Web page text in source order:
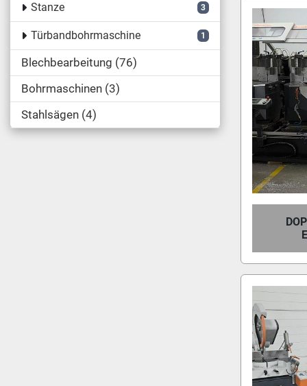
Stanze 3
Türbandbohrmaschine 1
Blechbearbeitung 76
Bohrmaschinen 3
Stahlsägen 4